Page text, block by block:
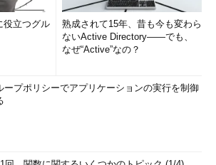
役立つグル
熟成されて15年、昔も今も変わら
ないActive Directory――でも、
なぜ“Active”なの？
ープポリシーでアプリケーションの実行を制御